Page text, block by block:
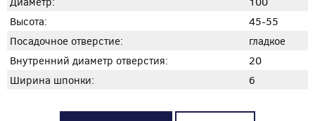
Высота:
45-55
Посадочное отверстие:
гладкое
Внутренний диаметр отверстия:
20
Ширина шпонки:
6